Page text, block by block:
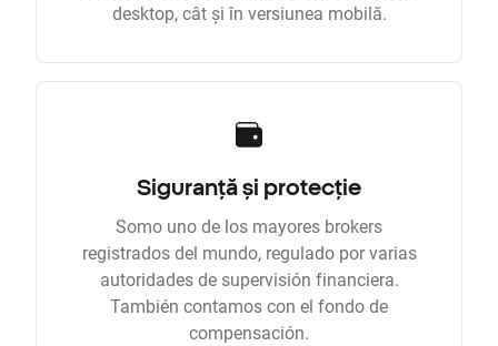
desktop, cât și în versiunea mobilă.
Siguranță și protecție
Somo uno de los mayores brokers
registrados del mundo, regulado por varias
autoridades de supervisión financiera.
También contamos con el fondo de
compensación.